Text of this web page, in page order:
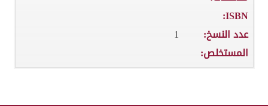
ISBN:
عدد النسخ:
1
المستخلص: